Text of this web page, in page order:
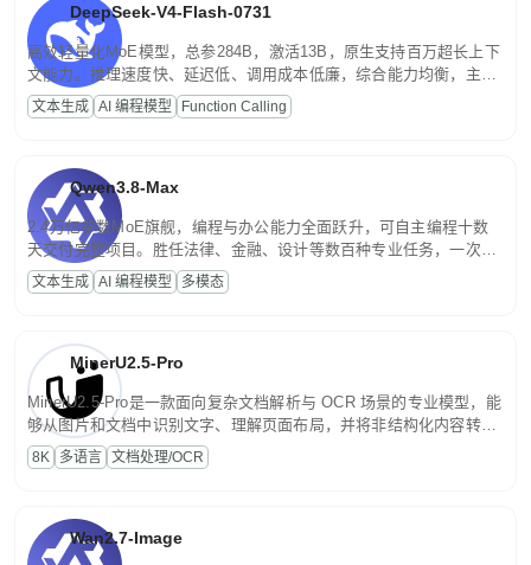
DeepSeek-V4-Flash-0731
高效轻量化MoE模型，总参284B，激活13B，原生支持百万超长上下
文能力。推理速度快、延迟低、调用成本低廉，综合能力均衡，主打
高并发、轻量化任务，适合日常对话、内容创作、基础 RAG、批量
文案处理等普惠刚需场景。
文本生成 AI 编程模型 Function Calling
Qwen3.8-Max
2.4万亿参数MoE旗舰，编程与办公能力全面跃升，可自主编程十数
天交付完整项目。胜任法律、金融、设计等数百种专业任务，一次对
话端到端交付生产级成果。原生视觉理解贯穿规划、执行与验证全流
程，支持超长文档与长视频的深度语义解析。长程任务中自主规划与
文本生成 AI 编程模型 多模态
MinerU2.5-Pro
MinerU2.5-Pro是一款面向复杂文档解析与 OCR 场景的专业模型，能
够从图片和文档中识别文字、理解页面布局，并将非结构化内容转换
为便于存储、检索和二次处理的结构化结果。
8K 多语言 文档处理/OCR
Wan2.7-Image